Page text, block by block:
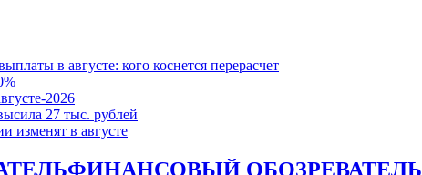
в августе: кого коснется перерасчет
2026
27 тыс. рублей
изменят в августе
ФИНАНСОВЫЙ ОБОЗРЕВАТЕЛЬ